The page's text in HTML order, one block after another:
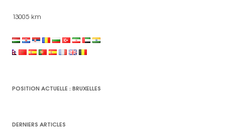
13005 km
POSITION ACTUELLE : BRUXELLES
DERNIERS ARTICLES